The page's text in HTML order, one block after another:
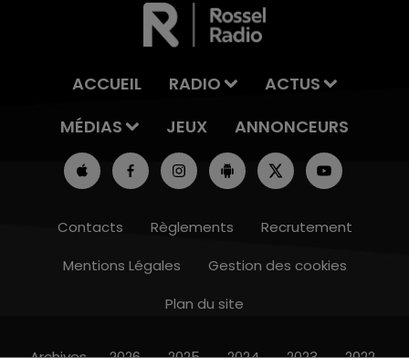
10h00 - 14h00
ACCUEIL RADIO
ACTUS
MÉDIAS
JEUX ANNONCEURS
Contacts Règlements
Recrutement
Mentions Légales
Gestion des cookies
Plan du site